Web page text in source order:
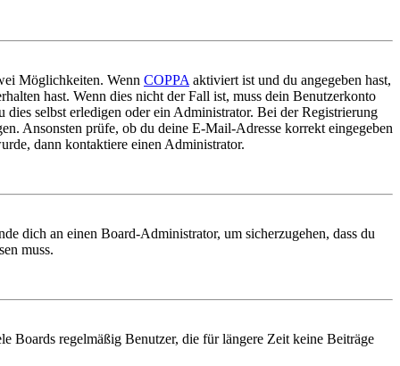
Möglichkeiten. Wenn COPPA aktiviert ist und du angegeben hast,
hast. Wenn dies nicht der Fall ist, muss dein Benutzerkonto
selbst erledigen oder ein Administrator. Bei der Registrierung
Ansonsten prüfe, ob du deine E-Mail-Adresse korrekt eingegeben
dann kontaktiere einen Administrator.
dich an einen Board-Administrator, um sicherzugehen, dass du
muss.
Boards regelmäßig Benutzer, die für längere Zeit keine Beiträge